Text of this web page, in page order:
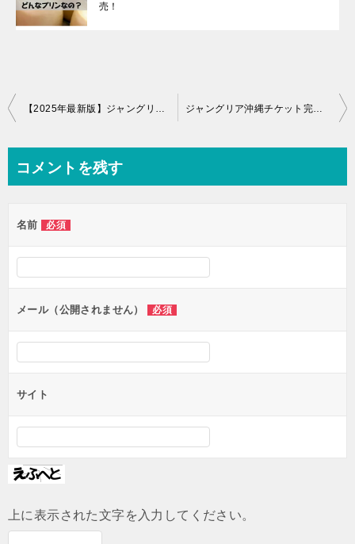
売！
投
ビ
ー
シ
ン
【2025年最新版】ジャングリア沖縄アクセス完全ガイド｜駐車場・渋滞回避・シャトルバス情報まとめ ジャングリア沖縄チケット完全ガイド｜料金や違いは？購入方法や当日券の有無、提携ホテルまで徹底解説！
コメントを残す
名前 必須
メール（公開されません） 必須
サイト
上に表示された文字を入力してください。